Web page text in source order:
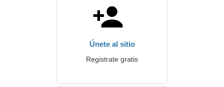
Únete al sitio
Registrate gratis